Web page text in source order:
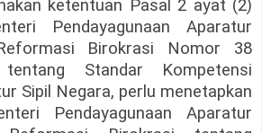
ketentuan Pasal 2 ayat (2)
Pendayagunaan Aparatur
Birokrasi Nomor 38
Standar Kompetensi
Sipil Negara, perlu menetapkan
Pendayagunaan Aparatur